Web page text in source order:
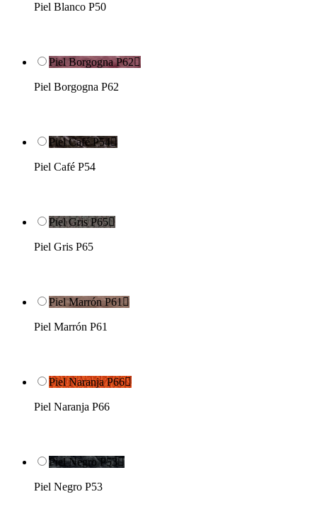
Piel Blanco P50
Piel Borgogna P62
Piel Borgogna P62
Piel Café P54
Piel Café P54
Piel Gris P65
Piel Gris P65
Piel Marrón P61
Piel Marrón P61
Piel Naranja P66
Piel Naranja P66
Piel Negro P53
Piel Negro P53